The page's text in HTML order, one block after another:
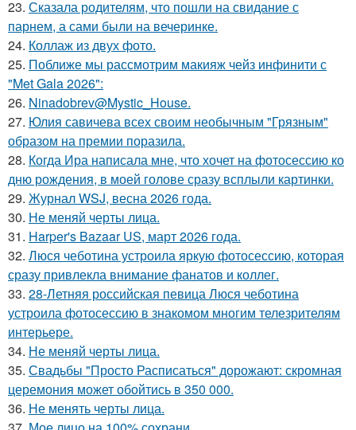
23. Сказала родителям, что пошли на свидание с
парнем, а сами были на вечеринке.
24. Коллаж из двух фото.
25. Поближе мы рассмотрим макияж чейз инфинити с
"Met Gala 2026":
26. Ninadobrev@Mystic_House.
27. Юлия савичева всех своим необычным "Грязным"
образом на премии поразила.
28. Когда Ира написала мне, что хочет на фотосессию ко
дню рождения, в моей голове сразу всплыли картинки.
29. Журнал WSJ, весна 2026 года.
30. Не меняй черты лица.
31. Harper's Bazaar US, март 2026 года.
32. Люся чеботина устроила яркую фотосессию, которая
сразу привлекла внимание фанатов и коллег.
33. 28-Летняя российская певица Люся чеботина
устроила фотосессию в знакомом многим телезрителям
интерьере.
34. Не меняй черты лица.
35. Свадьбы "Просто Расписаться" дорожают: скромная
церемония может обойтись в 350 000.
36. Не менять черты лица.